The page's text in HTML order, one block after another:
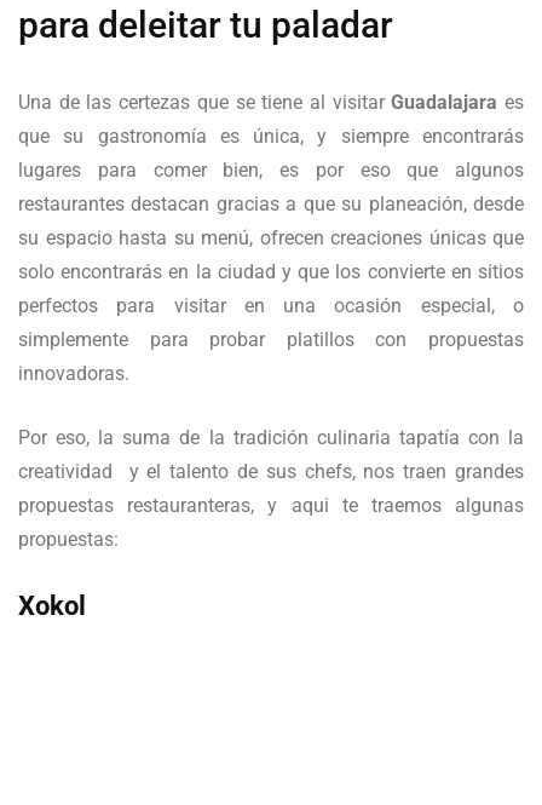
para deleitar tu paladar
Una de las certezas que se tiene al visitarGuadalajara es
que su gastronomía es única, y siempre encontrarás
lugares para comer bien, es por eso que algunos
restaurantes destacan gracias a que su planeación, desde
su espacio hasta su menú, ofrecen creaciones únicas que
solo encontrarás en la ciudad y que los convierte en sitios
perfectos para visitar en una ocasión especial, o
simplemente para probar platillos con propuestas
innovadoras.
Por eso, la suma de la tradición culinaria tapatía con la
creatividad y el talento de sus chefs, nos traen grandes
propuestas restauranteras, y aqui te traemos algunas
propuestas:
Xokol